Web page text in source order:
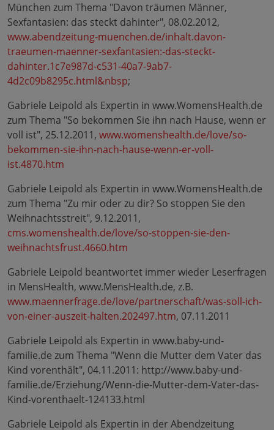
München zum Thema "Davon träumen Männer,
Sexfantasien: das steckt dahinter", 08.02.2012,
www.abendzeitung-muenchen.de/inhalt.davon-
traeumen-maenner-sexfantasien:-das-steckt-
dahinter.1c7e987d-c531-40a7-9ab7-
4d2c09b8295c.html&nbsp;
Gabriele Leipold als Expertin in www.WomensHealth.de
zum Thema "So bekommen Sie ihn nach Hause, wenn er
voll ist", 25.12.2011, www.womenshealth.de/love/so-
bekommen-sie-ihn-nach-hause-wenn-er-voll-
ist.4870.htm
Gabriele Leipold als Expertin in www.WomensHealth.de
zum Thema "Zu mir oder zu dir? So stoppen Sie den
Weihnachtsstreit", 9.12.2011,
cms.womenshealth.de/love/so-stoppen-sie-den-
weihnachtsfrust.4660.htm
Gabriele Leipold beantwortet immer wieder Leserfragen
in MensHealth, www.MensHealth.de, z.B.
www.maennerfrage.de/love/partnerschaft/was-soll-ich-
von-einer-auszeit-halten.202497.htm, 07.11.2011
Gabriele Leipold als Expertin in www.baby-und-
familie.de zum Thema "Wenn die Mutter dem Vater das
Kind vorenthält", 04.11.2011: http://www.baby-und-
familie.de/Erziehung/Wenn-die-Mutter-dem-Vater-das-
Kind-vorenthaelt-124133.html
Gabriele Leipold als Expertin in der Abendzeitung